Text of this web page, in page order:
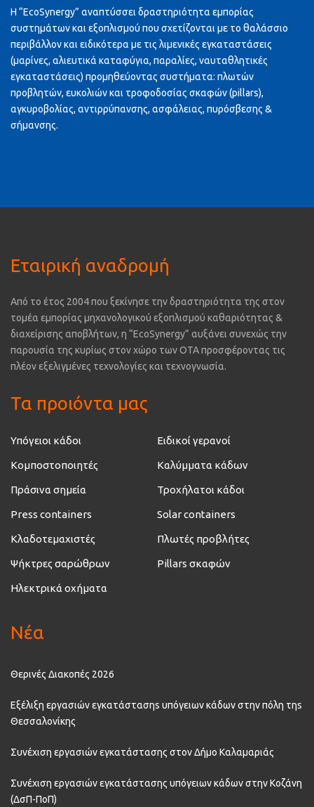
Η “EcoSynergy” αναπτύσσει δραστηριότητα εμπορίας
συστημάτων και εξοπλισμού που σχετίζονται με το θαλάσσιο
περιβάλλον και ειδικότερα με τις λιμενικές εγκαταστάσεις
(μαρίνες, αλιευτικά καταφύγια, παραλίες, ναυταθλητικές
εγκαταστάσεις) προμηθεύοντας συστήματα: πλωτών
προβλητών, ευκολιών και τροφοδοσίας σκαφών (pillars),
αγκυροβολίας, αντιρρύπανσης, ασφάλειας, πυρόσβεσης &
σήμανσης.
Εταιρική αναδρομή
Από το έτος 2004 που ξεκίνησε την δραστηριότητα της στον
τομέα εμπορίας μηχανολογικού εξοπλισμού καθαριότητας &
διαχείρισης αποβλήτων, η “EcoSynergy” αυξάνει συνεχώς την
παρουσία της κυρίως στον χώρο των ΟΤΑ προσφέροντας τις
πλέον εξελιγμένες τεχνολογίες και τεχνογνωσία.
Τα προιόντα μας
Υπόγειοι κάδοι Ειδικοί γερανοί
Κομποστοποιητές Καλύμματα κάδων
Πράσινα σημεία Τροχήλατοι κάδοι
Press containers Solar containers
Κλαδοτεμαχιστές Πλωτές προβλήτες
Ψήκτρες σαρώθρων Pillars σκαφών
Ηλεκτρικά οχήματα
Νέα
Θερινές Διακοπές 2026
Εξέλιξη εργασιών εγκατάστασηs υπόγειων κάδων στην πόλη τηs
Θεσσαλονίκης
Συνέχιση εργασιών εγκατάστασης στον Δήμο Καλαμαριάς
Συνέχιση εργασιών εγκατάστασης υπόγειων κάδων στην Κοζάνη
(ΔσΠ-ΠοΠ)